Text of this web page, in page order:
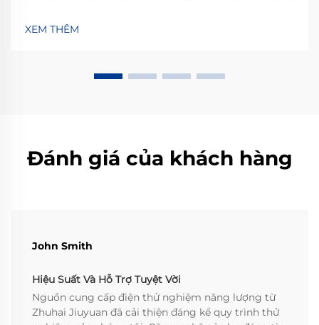
hơn. Đây chính là lúc nguồn điện lập trình được phát
huy tác dụng. Nhưng chính xác thì nguồn điện lập
XEM THÊM
Đánh giá của khách hàng
John Smith
Hiệu Suất Và Hỗ Trợ Tuyệt Vời
Nguồn cung cấp điện thử nghiệm năng lượng từ
Zhuhai Jiuyuan đã cải thiện đáng kể quy trình thử